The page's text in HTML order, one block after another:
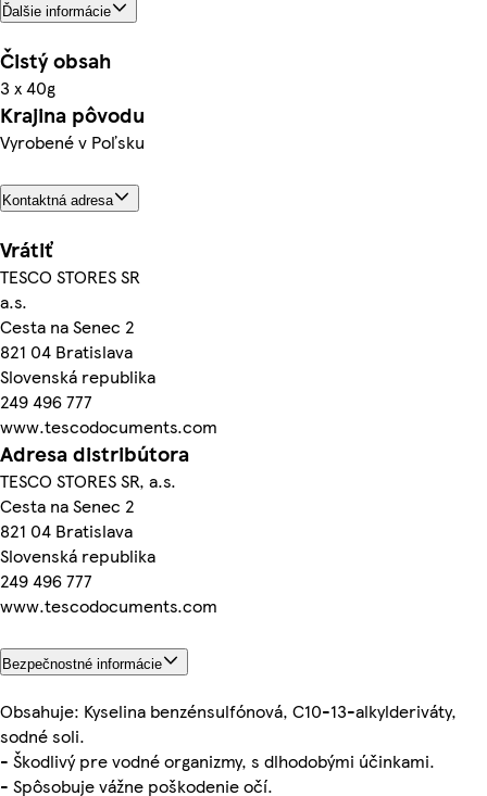
Ďalšie informácie
Čistý obsah
3 x 40g
Krajina pôvodu
Vyrobené v Poľsku
Kontaktná adresa
Vrátiť
TESCO STORES SR
a.s.
Cesta na Senec 2
821 04 Bratislava
Slovenská republika
249 496 777
www.tescodocuments.com
Adresa distribútora
TESCO STORES SR, a.s.
Cesta na Senec 2
821 04 Bratislava
Slovenská republika
249 496 777
www.tescodocuments.com
Bezpečnostné informácie
Obsahuje: Kyselina benzénsulfónová, C10-13-alkylderiváty,
sodné soli.
- Škodlivý pre vodné organizmy, s dlhodobými účinkami.
- Spôsobuje vážne poškodenie očí.